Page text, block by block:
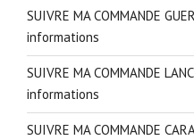
SUIVRE MA COMMANDE
informations
SUIVRE MA COMMANDE
informations
SUIVRE MA COMMANDE